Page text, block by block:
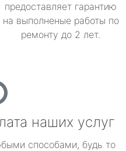
предоставляет гарантию
на выполненые работы по
ремонту до 2 лет.
наших услуг
способами, будь то